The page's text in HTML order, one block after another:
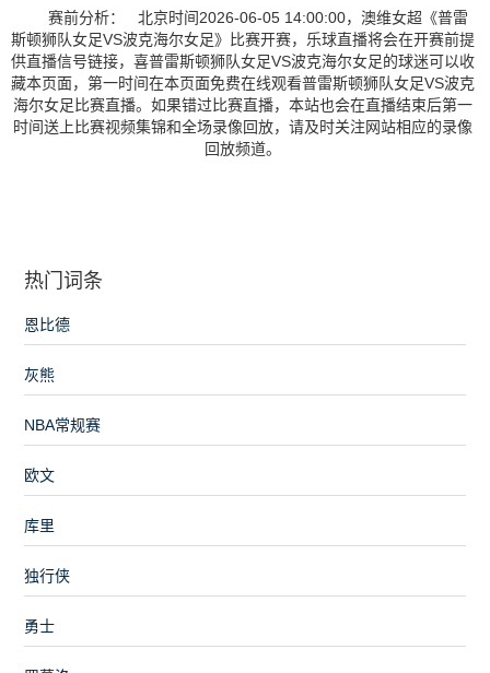
赛前分析： 北京时间2026-06-05 14:00:00，澳维女超《普雷
斯顿狮队女足VS波克海尔女足》比赛开赛，乐球直播将会在开赛前提
供直播信号链接，喜普雷斯顿狮队女足VS波克海尔女足的球迷可以收
藏本页面，第一时间在本页面免费在线观看普雷斯顿狮队女足VS波克
海尔女足比赛直播。如果错过比赛直播，本站也会在直播结束后第一
时间送上比赛视频集锦和全场录像回放，请及时关注网站相应的录像
回放频道。
热门词条
恩比德
灰熊
NBA常规赛
欧文
库里
独行侠
勇士